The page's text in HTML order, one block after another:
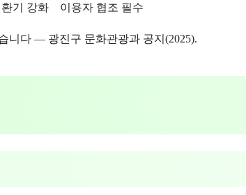
기 강화 이용자 협조 필수
니다 — 광진구 문화관광과 공지(2025).